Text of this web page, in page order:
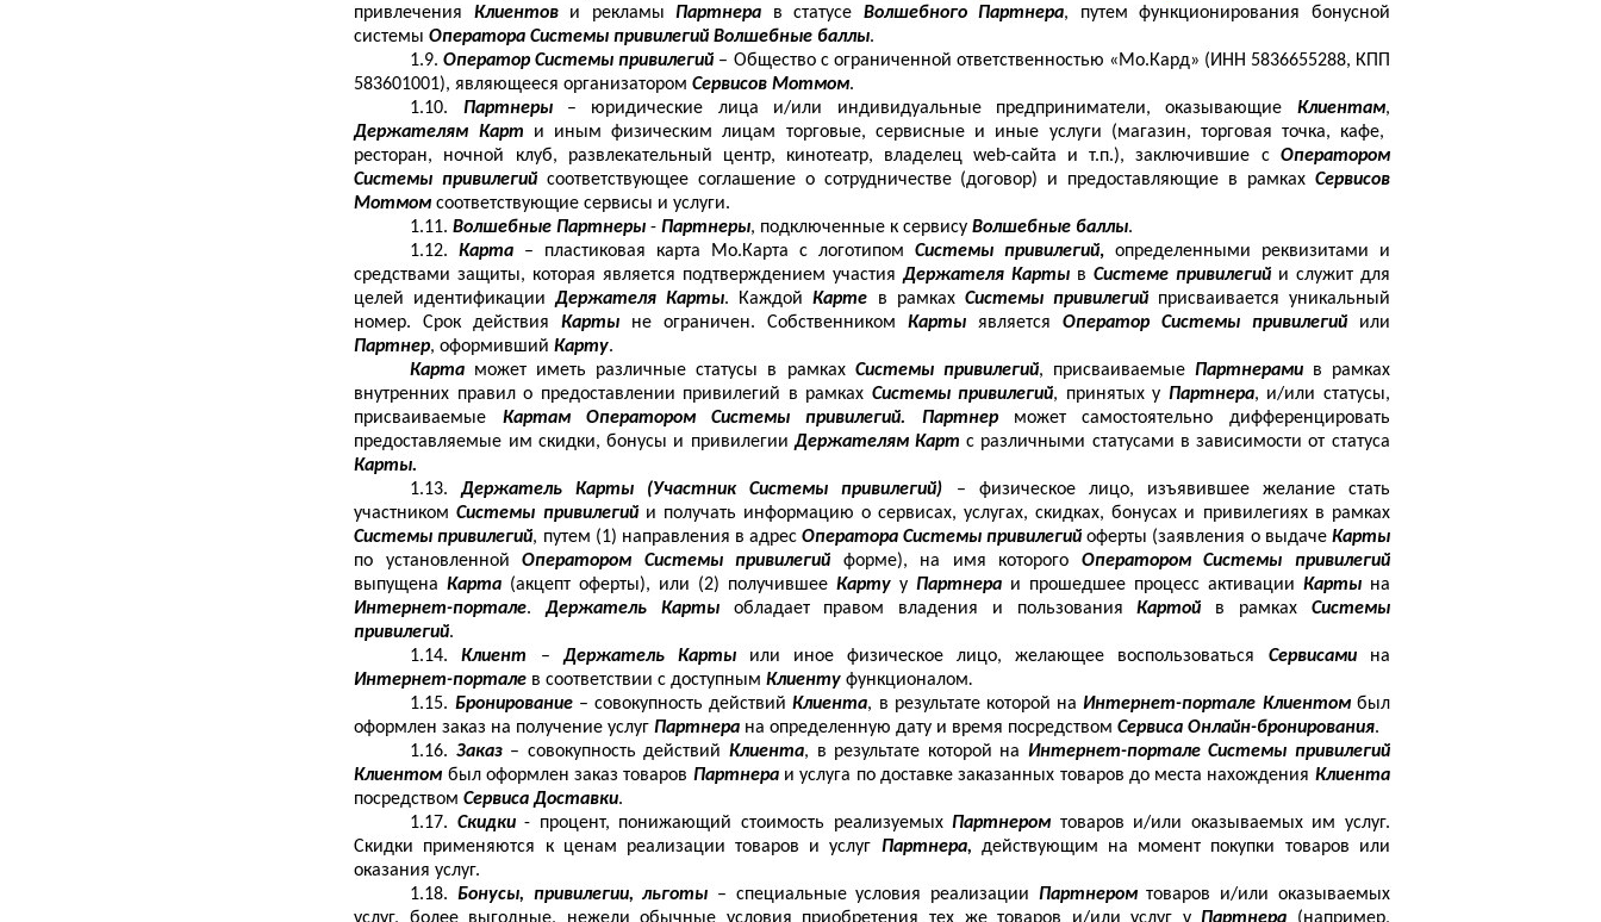
привлечения Клиентов и рекламыПартнера в статусе Волшебного Партнера, путем функционирования бонусной
системыОператора Системы привилегий Волшебные баллы.
1.9.Оператор Системы привилегий – Общество с ограниченной ответственностью «Мо.Кард» (ИНН 5836655288, КПП
583601001), являющееся организаторомСервисов Мотмом.
1.10. Партнеры – юридические лица и/или индивидуальные предприниматели, оказывающие Клиентам,
Держателям Карт
и иным физическим лицам торговые, сервисные и иные услуги (магазин, торговая точка, кафе,
ресторан, ночной клуб, развлекательный центр, кинотеатр, владелецweb-сайта и т.п.), заключившие с Оператором
Системы привилегий соответствующее соглашение о сотрудничестве (договор) и предоставляющие в рамках Сервисов
Мотмом соответствующие сервисы и услуги.
1.11.Волшебные Партнеры-Партнеры, подключенные к сервисуВолшебные баллы.
1.12.Карта – пластиковая карта Мо.Карта с логотипом Системы привилегий, определенными реквизитами и
средствами защиты, которая является подтверждением участияДержателя Картыв Системе привилегийи служит для
целей идентификацииДержателя Карты. КаждойКарте в рамках Системы привилегий присваивается уникальный
номер. Срок действияКарты не ограничен. Собственником Карты является Оператор Системы привилегийили
Партнер, оформившийКарту.
Карта может иметь различные статусы в рамках Системы привилегий, присваиваемые Партнерами в рамках
внутренних правил о предоставлении привилегий в рамках Системы привилегий, принятых у Партнера, и/или статусы,
присваиваемые Картам Оператором Системы привилегий. Партнер может самостоятельно дифференцировать
предоставляемые им скидки, бонусы и привилегии Держателям Картс различными статусами в зависимости от статуса
Карты.
1.13.Держатель Карты (Участник Системы привилегий)
– физическое лицо, изъявившее желание стать
участникомСистемы привилегий и получать информацию о сервисах, услугах, скидках, бонусах и привилегиях в рамках
Системы привилегий, путем (1) направления в адресОператора Системы привилегий оферты (заявления о выдаче Карты
по установленнойОператором Системы привилегий форме), на имя которого Оператором Системы привилегий
выпущенаКарта (акцепт оферты), или (2) получившееКартуу Партнера и прошедшее процесс активации Карты на
Интернет-портале.Держатель Карты обладает правом владения и пользованияКартой в рамках Системы
привилегий.
1.14.Клиент – Держатель Карты или иное физическое лицо, желающее воспользоваться Сервисами на
Интернет-портале в соответствии с доступнымКлиентуфункционалом.
1.15. Бронирование – совокупность действийКлиента, в результате которой наИнтернет-портале Клиентом был
оформлен заказ на получение услугПартнера на определенную дату и время посредствомСервиса Онлайн-бронирования.
1.16. Заказ – совокупность действий Клиента, в результате которой на Интернет-портале Системы привилегий
Клиентом был оформлен заказ товаров Партнера и услуга по доставке заказанных товаров до места нахождения Клиента
посредствомСервиса Доставки.
1.17. Скидки- процент, понижающий стоимость реализуемыхПартнером товаров и/или оказываемых им услуг.
Скидки применяются к ценам реализации товаров и услуг Партнера, действующим на момент покупки товаров или
оказания услуг.
1.18.Бонусы, привилегии, льготы – специальные условия реализации Партнеромтоваров и/или оказываемых